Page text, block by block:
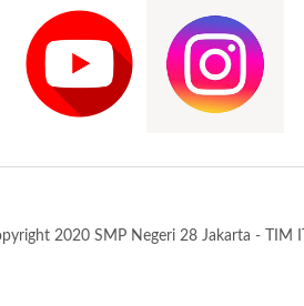
2020 SMP Negeri 28 Jakarta - TIM IT